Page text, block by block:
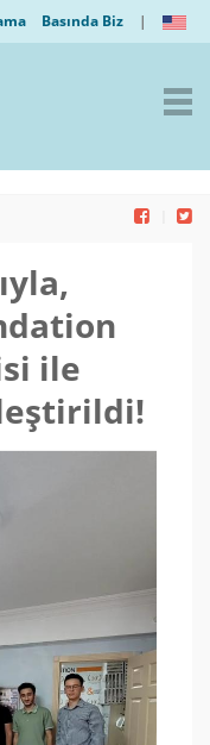
Basında Biz |
ile